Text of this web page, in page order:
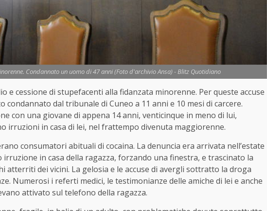
Condannato un uomo di 47 anni (Foto d'archivio Ansa) - Blitz Quotidiano
e cessione di stupefacenti alla fidanzata minorenne. Per queste accuse
condannato dal tribunale di Cuneo a 11 anni e 10 mesi di carcere.
con una giovane di appena 14 anni, venticinque in meno di lui,
irruzioni in casa di lei, nel frattempo divenuta maggiorenne.
consumatori abituali di cocaina. La denuncia era arrivata nell’estate
irruzione in casa della ragazza, forzando una finestra, e trascinato la
atterriti dei vicini. La gelosia e le accuse di avergli sottratto la droga
Numerosi i referti medici, le testimonianze delle amiche di lei e anche
attivato sul telefono della ragazza.